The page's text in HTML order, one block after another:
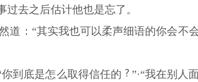
过去之后估计他也是忘了。
道：“其实我也可以柔声细语的你会不
到底是怎么取得信任的
”·“我在别人